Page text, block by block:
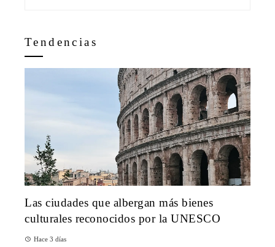
Tendencias
Las ciudades que albergan más bienes
culturales reconocidos por la UNESCO
Hace 3 días